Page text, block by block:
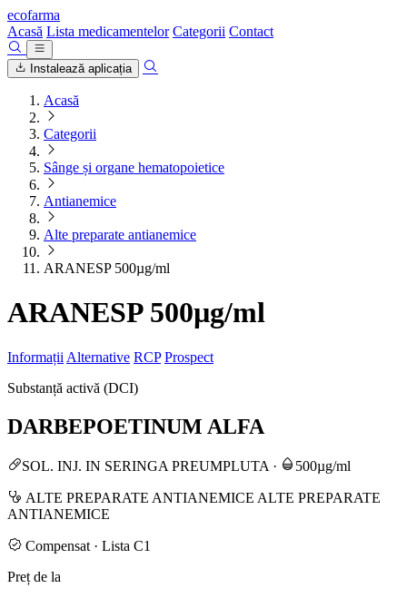
ecofarma
Acasă Lista medicamentelor Categorii Contact
Instalează aplicația
Acasă
Categorii
Sânge și organe hematopoietice
Antianemice
Alte preparate antianemice
ARANESP 500µg/ml
ARANESP 500µg/ml
Informații Alternative RCP Prospect
Substanță activă (DCI)
DARBEPOETINUM ALFA
SOL. INJ. IN SERINGA PREUMPLUTA · 500µg/ml
ALTE PREPARATE ANTIANEMICE ALTE PREPARATE
ANTIANEMICE
Compensat · Lista C1
Preț de la